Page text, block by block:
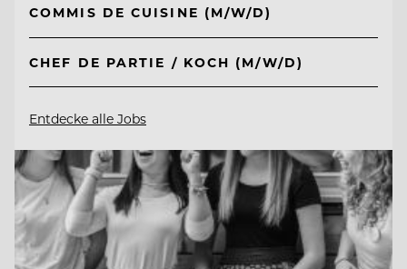
COMMIS DE CUISINE (M/W/D)
CHEF DE PARTIE / KOCH (M/W/D)
Entdecke alle Jobs